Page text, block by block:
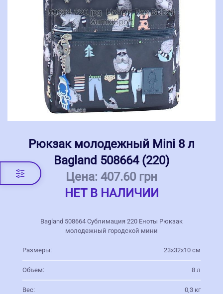
Рюкзак молодежный Mini 8 л
Bagland 508664 (220)
Цена: 407.60 грн
НЕТ В НАЛИЧИИ
Bagland 508664 Сублимация 220 Еноты Рюкзак
молодежный городской мини
Размеры: 23х32х10 см
Объем: 8 л
Вес: 0,3 кг